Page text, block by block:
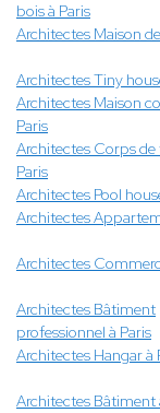
bois à Paris
Architectes Maison
Architectes Tiny
Architectes Maison
Paris
Architectes Corps de
Paris
Architectes Pool
Architectes
Architectes
Architectes Bâtiment
professionnel à Paris
Architectes Hangar à
Architectes Bâtiment